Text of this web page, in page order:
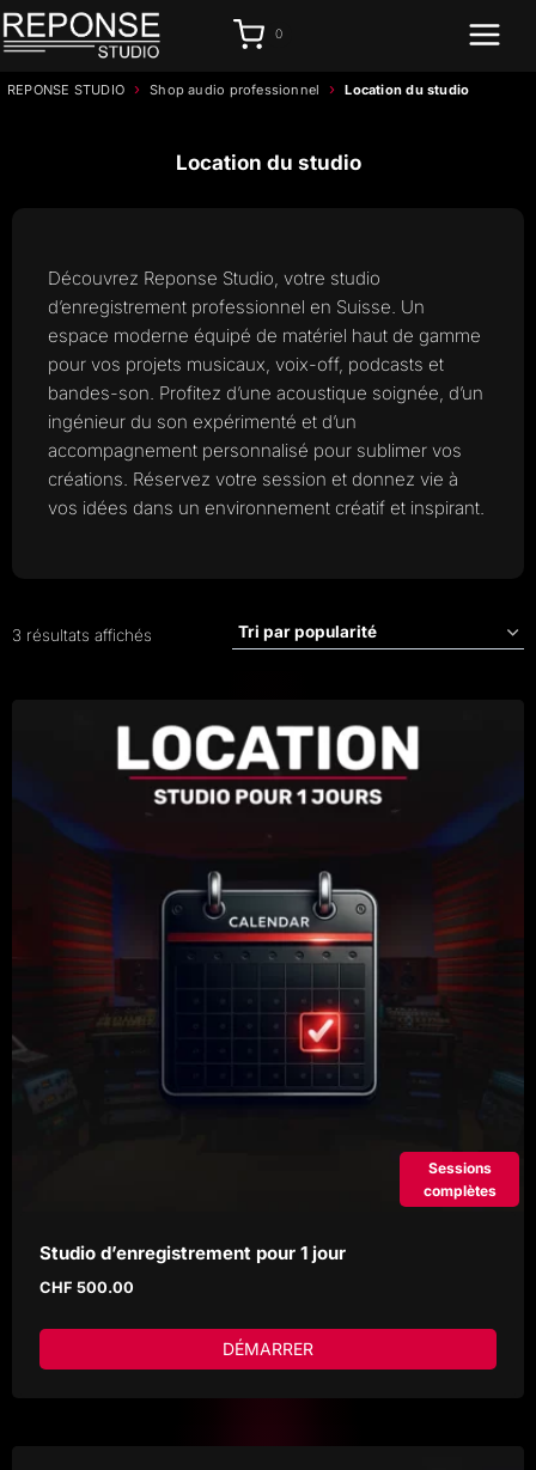
Aller
au
0
REPONSE STUDIO › Shop audio professionnel › Location du studio
Location du studio
Découvrez Reponse Studio, votre studio
d’enregistrement professionnel en Suisse. Un
espace moderne équipé de matériel haut de gamme
pour vos projets musicaux, voix-off, podcasts et
bandes-son. Profitez d’une acoustique soignée, d’un
ingénieur du son expérimenté et d’un
accompagnement personnalisé pour sublimer vos
créations. Réservez votre session et donnez vie à
vos idées dans un environnement créatif et inspirant.
3 résultats affichésTrié
Sessions
complètes
Studio d’enregistrement pour 1 jour
CHF 500.00
DÉMARRER